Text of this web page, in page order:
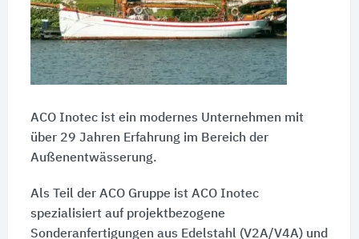
ACO Inotec ist ein modernes Unternehmen mit
über 29 Jahren Erfahrung im Bereich der
Außenentwässerung.
Als Teil der ACO Gruppe ist ACO Inotec
spezialisiert auf projektbezogene
Sonderanfertigungen aus Edelstahl (V2A/V4A) und